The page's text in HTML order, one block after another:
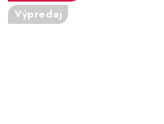
Výpredaj